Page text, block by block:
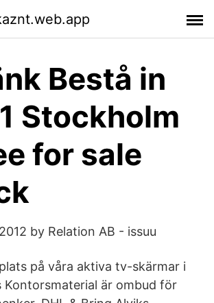
Bestå in
Stockholm
for sale
by Relation AB - issuu
på våra aktiva tv-skärmar i
Kontorsmaterial är ombud för